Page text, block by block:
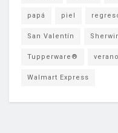
papá piel
San Valentín
Tupperware® verano
Walmart Express